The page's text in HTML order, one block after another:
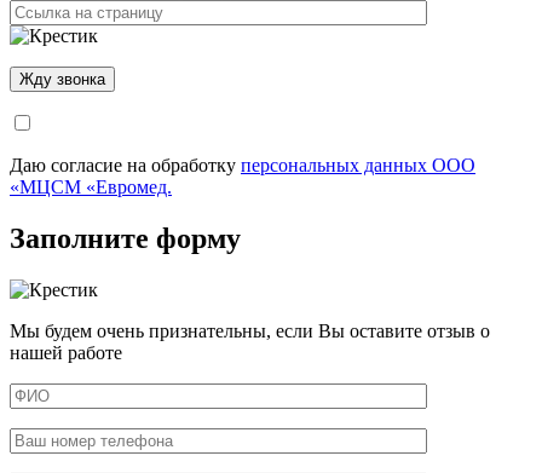
Даю согласие на обработку персональных данных ООО
«МЦСМ «Евромед.
Заполните форму
Мы будем очень признательны, если Вы оставите отзыв о
нашей работе